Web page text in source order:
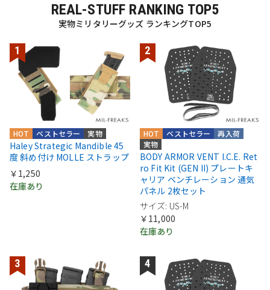
REAL-STUFF RANKING TOP5
実物ミリタリーグッズ ランキングTOP5
実物
ベストセラー
HOT
Haley Strategic Mandible 45
度 斜め付け MOLLE ストラップ
￥1,250
在庫あり
実物
再入荷
ベストセラー
HOT
BODY ARMOR VENT I.C.E. Ret
ro Fit Kit (GEN II) プレートキ
ャリア ベンチレーション 通気
パネル 2枚セット
サイズ: US-M
￥11,000
在庫あり